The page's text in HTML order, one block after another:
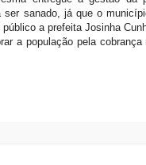
sanado, já que o
a prefeita Josinha
a população pela